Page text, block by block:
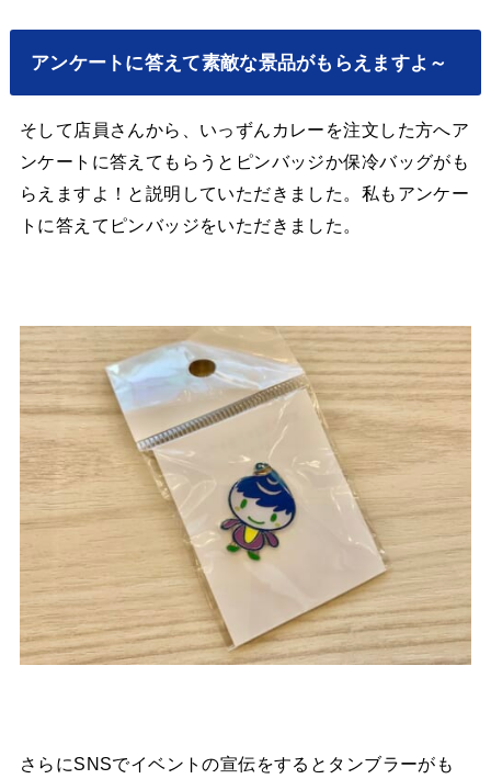
アンケートに答えて素敵な景品がもらえますよ～
そして店員さんから、いっずんカレーを注文した方へア
ンケートに答えてもらうとピンバッジか保冷バッグがも
らえますよ！と説明していただきました。私もアンケー
トに答えてピンバッジをいただきました。
さらにSNSでイベントの宣伝をするとタンブラーがも